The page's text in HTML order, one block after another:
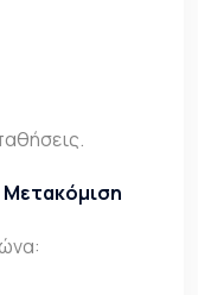
Μετακόμιση